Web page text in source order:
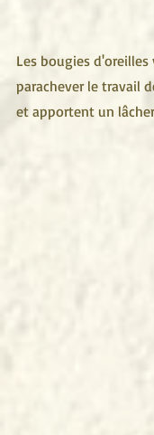
Les bougies
parachever le travail
et apportent un